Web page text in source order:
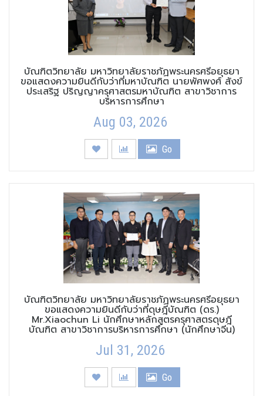
บัณฑิตวิทยาลัย มหาวิทยาลัยราชภัฏพระนครศรีอยุธยา
ขอแสดงความยินดีกับว่าที่มหาบัณฑิต นายพัศพงศ์ สังข์
ประเสริฐ ปริญญาครุศาสตรมหาบัณฑิต สาขาวิชาการ
บริหารการศึกษา
Aug 03, 2026
Go
บัณฑิตวิทยาลัย มหาวิทยาลัยราชภัฏพระนครศรีอยุธยา
ขอแสดงความยินดีกับว่าที่ดุษฎีบัณฑิต (ดร.)
Mr.Xiaochun Li นักศึกษาหลักสูตรครุศาสตรดุษฎี
บัณฑิต สาขาวิชาการบริหารการศึกษา (นักศึกษาจีน)
Jul 31, 2026
Go